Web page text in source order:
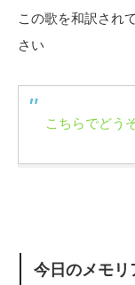
この歌を和訳され
さい
こちらでどう
今日のメモ